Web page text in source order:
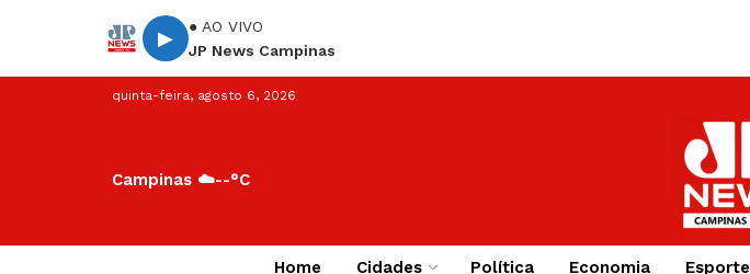
▶
● AO VIVO
JP News Campinas
quinta-feira, agosto 6, 2026
Campinas ☁️--°C
Home Cidades Política Economia Esporte